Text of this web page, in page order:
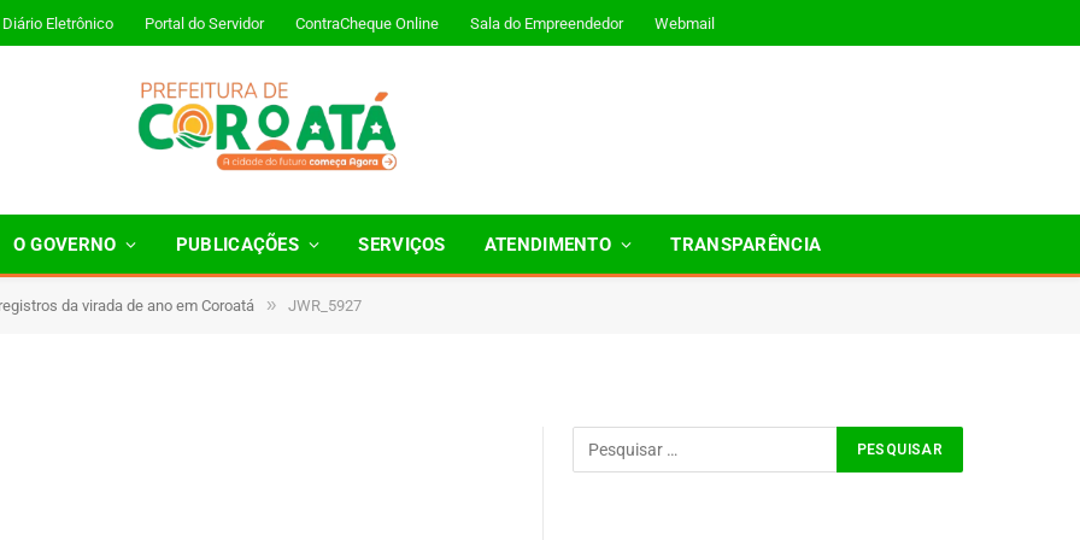
Diário Eletrônico Portal do Servidor ContraCheque Online Sala do Empreendedor Webmail
O GOVERNO PUBLICAÇÕES SERVIÇOS ATENDIMENTO TRANSPARÊNCIA
da virada de ano em Coroatá » JWR_5927